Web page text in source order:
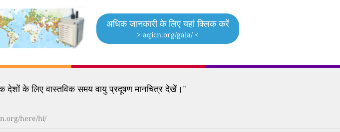
अधिक जानकारी के लिए यहां क्लिक करें
> aqicn.org/gaia/ <
के लिए वास्तविक समय वायु प्रदूषण मानचित्र देखें।”
here/hi/